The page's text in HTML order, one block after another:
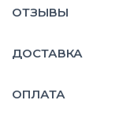
ОТЗЫВЫ
ДОСТАВКА
ОПЛАТА